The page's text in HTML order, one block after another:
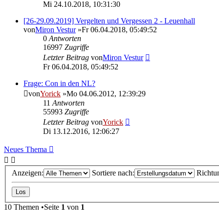
Mi 24.10.2018, 10:31:30
[26-29.09.2019] Vergelten und Vergessen 2 - Leuenhall
vonMiron Vestur»Fr 06.04.2018, 05:49:52
0 Antworten
16997 Zugriffe
Letzter Beitrag vonMiron Vestur
Fr 06.04.2018, 05:49:52
Frage: Con in den NL?
vonYorick »Mo 04.06.2012, 12:39:29
11 Antworten
55993 Zugriffe
Letzter Beitrag vonYorick
Di 13.12.2016, 12:06:27
Neues Thema
Anzeigen: Sortiere nach:
10 Themen •Seite 1 von 1